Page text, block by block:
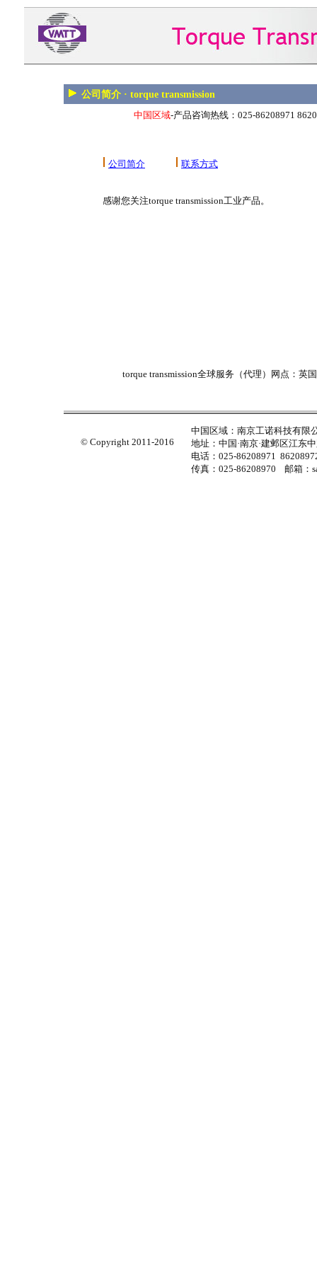
公司简介 · torque transmission
中国区域-产品咨询热线：025-86208971
公司简介 联系方式
感谢您关注torque transmission工业产品。
torque transmission全球服务（代理）网点：英
© Copyright 2011-2016
中国区域：南京工诺科技有限
地址：中国·南京·建邺区江东
电话：025-86208971
传真：025-86208970 邮箱：